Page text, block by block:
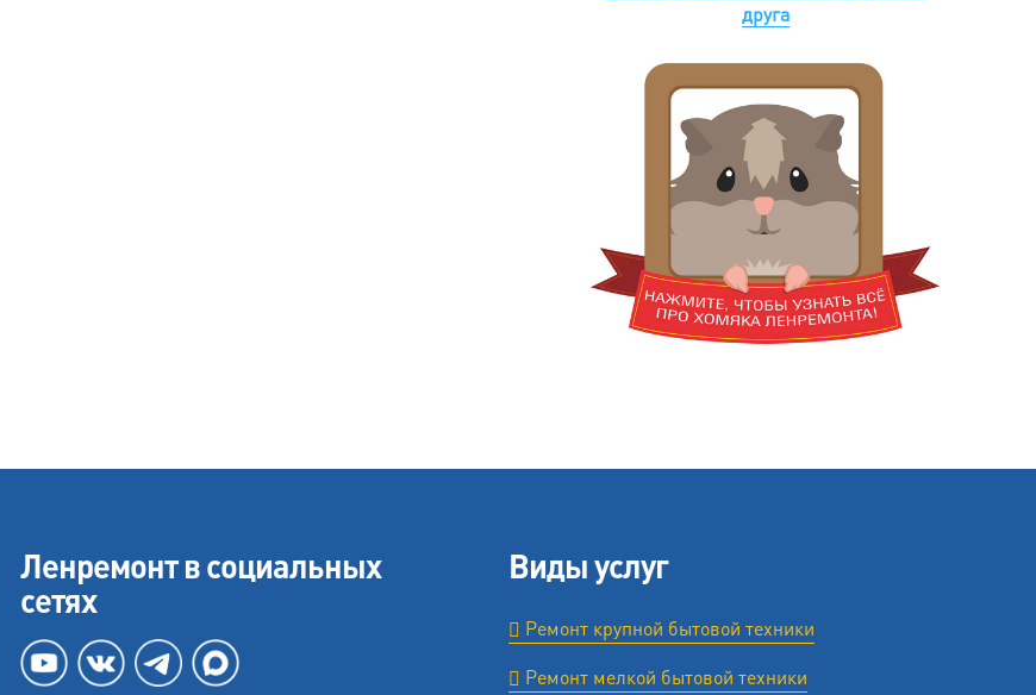
друга
Ленремонт в социальных
сетях
Виды услуг
Ремонт крупной бытовой техники
Ремонт мелкой бытовой техники